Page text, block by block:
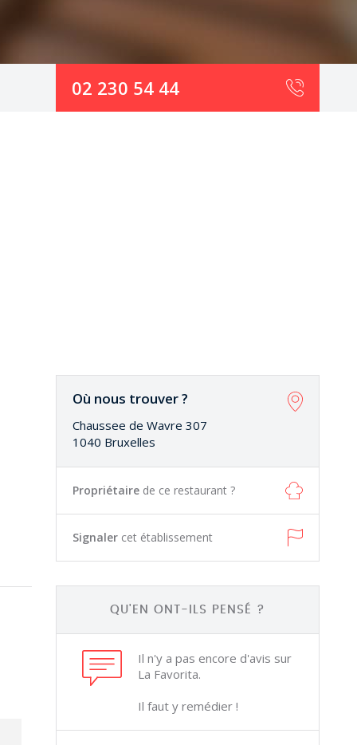
02 230 54 44
Où nous trouver ?
Chaussee de Wavre 307
1040 Bruxelles
Propriétaire de ce restaurant ?
Signaler cet établissement
QU'EN ONT-ILS PENSÉ ?
Il n'y a pas encore d'avis sur
La Favorita.
Il faut y remédier !